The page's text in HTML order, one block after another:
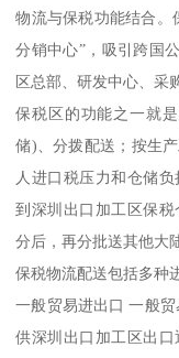
物流与保税功能结合。
分销中心”，吸引跨国
区总部、研发中心、采
保税区的功能之一就
储)、分拨配送；按生
人进口税压力和仓储
到深圳出口加工区保
分后，再分批送其他大
保税物流配送包括多种
一般贸易进出口 一般
供深圳出口加工区出